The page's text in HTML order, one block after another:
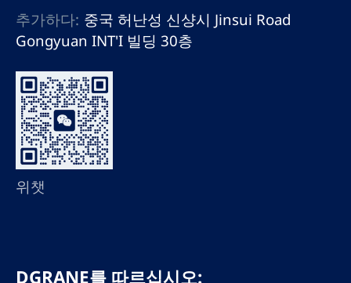
추가하다: 중국 허난성 신샹시 Jinsui Road
Gongyuan INT'I 빌딩 30층
위챗
DGRANE를 따르십시오: